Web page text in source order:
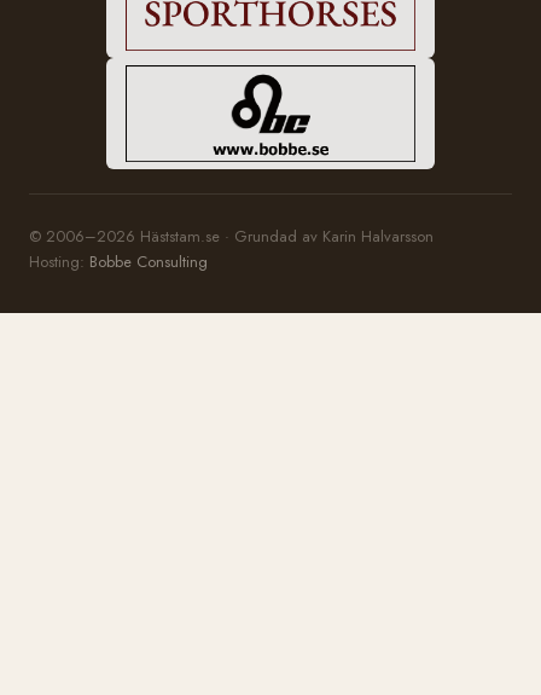
© 2006–2026 Häststam.se · Grundad av Karin Halvarsson
Hosting: Bobbe Consulting